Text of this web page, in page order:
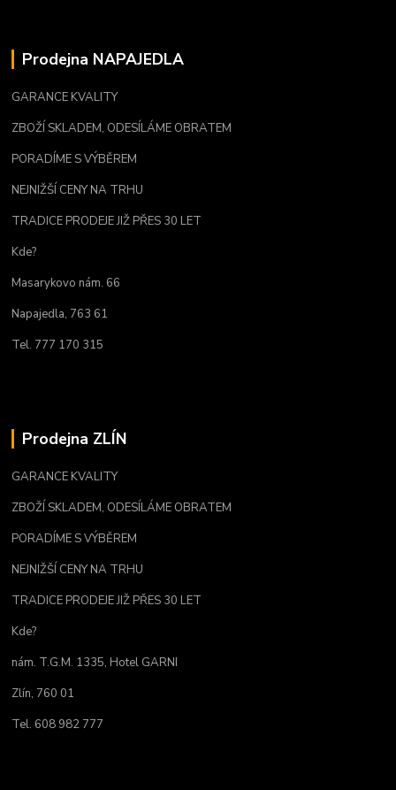
Prodejna NAPAJEDLA
GARANCE KVALITY
ZBOŽÍ SKLADEM, ODESÍLÁME OBRATEM
PORADÍME S VÝBĚREM
NEJNIŽŠÍ CENY NA TRHU
TRADICE PRODEJE JIŽ PŘES 30 LET
Kde?
Masarykovo nám. 66
Napajedla, 763 61
Tel. 777 170 315
Prodejna ZLÍN
GARANCE KVALITY
ZBOŽÍ SKLADEM, ODESÍLÁME OBRATEM
PORADÍME S VÝBĚREM
NEJNIŽŠÍ CENY NA TRHU
TRADICE PRODEJE JIŽ PŘES 30 LET
Kde?
nám. T.G.M. 1335, Hotel GARNI
Zlín, 760 01
Tel. 608 982 777